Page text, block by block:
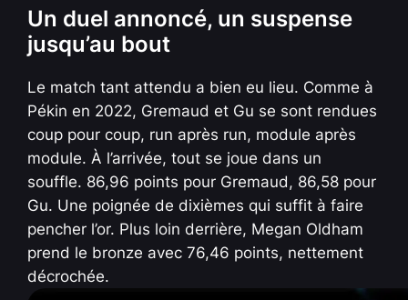
Un duel annoncé, un suspense
jusqu’au bout
Le match tant attendu a bien eu lieu. Comme à
Pékin en 2022, Gremaud et Gu se sont rendues
coup pour coup, run après run, module après
module. À l’arrivée, tout se joue dans un
souffle. 86,96 points pour Gremaud, 86,58 pour
Gu. Une poignée de dixièmes qui suffit à faire
pencher l’or. Plus loin derrière, Megan Oldham
prend le bronze avec 76,46 points, nettement
décrochée.